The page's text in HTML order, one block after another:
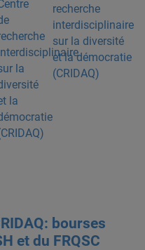
recherche
interdisciplinaire
sur la diversité
et la démocratie
(CRIDAQ)
bourses
et du FRQSC